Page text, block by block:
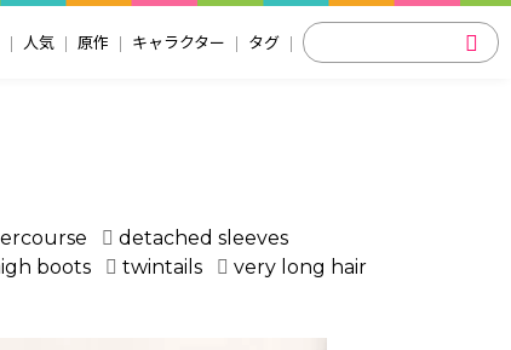
人気 原作 キャラクター タグ
detached sleeves
boots twintails
very long hair